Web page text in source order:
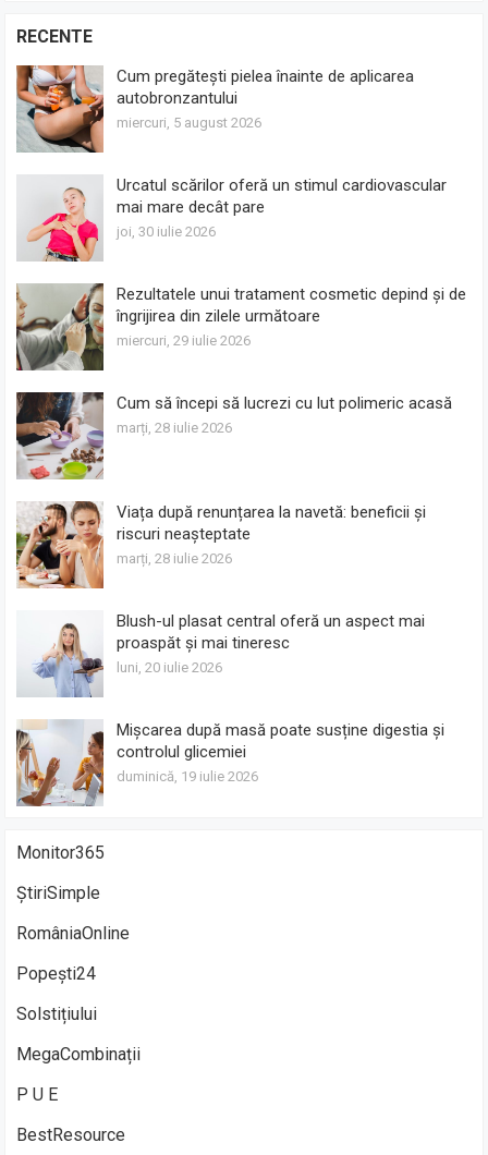
RECENTE
Cum pregătești pielea înainte de aplicarea
autobronzantului
miercuri, 5 august 2026
Urcatul scărilor oferă un stimul cardiovascular
mai mare decât pare
joi, 30 iulie 2026
Rezultatele unui tratament cosmetic depind și de
îngrijirea din zilele următoare
miercuri, 29 iulie 2026
Cum să începi să lucrezi cu lut polimeric acasă
marți, 28 iulie 2026
Viața după renunțarea la navetă: beneficii și
riscuri neașteptate
marți, 28 iulie 2026
Blush-ul plasat central oferă un aspect mai
proaspăt și mai tineresc
luni, 20 iulie 2026
Mișcarea după masă poate susține digestia și
controlul glicemiei
duminică, 19 iulie 2026
Monitor365
ȘtiriSimple
RomâniaOnline
Popești24
Solstițiului
MegaCombinații
P U E
BestResource